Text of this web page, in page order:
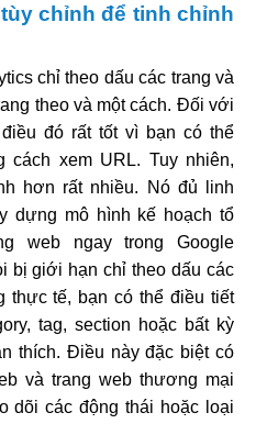
chỉnh để tinh chỉnh
chỉ theo dấu các trang và
theo và một cách. Đối với
đó rất tốt vì bạn có thể
cách xem URL. Tuy nhiên,
hơn rất nhiều. Nó đủ linh
dựng mô hình kế hoạch tổ
web ngay trong Google
bị giới hạn chỉ theo dấu các
thực tế, bạn có thể điều tiết
tag, section hoặc bất kỳ
thích. Điều này đặc biệt có
và trang web thương mại
dõi các động thái hoặc loại